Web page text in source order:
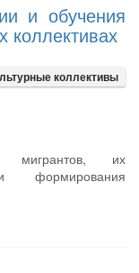
и обучения
коллективах
коллективы
мигрантов, их
и формирования